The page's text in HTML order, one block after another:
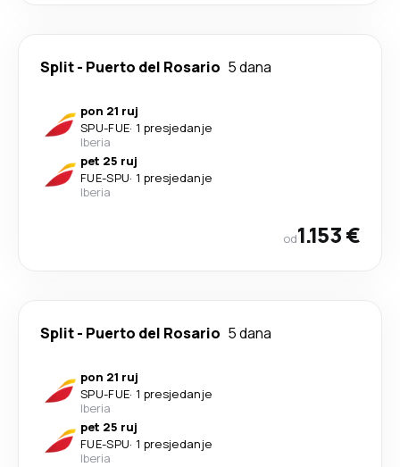
Split- Puerto del Rosario 5 dana
pon 21 ruj
SPU-FUE· 1 presjedanje
Iberia
pet 25 ruj
FUE-SPU· 1 presjedanje
Iberia
od1.153 €
Split- Puerto del Rosario 5 dana
pon 21 ruj
SPU-FUE· 1 presjedanje
Iberia
pet 25 ruj
FUE-SPU· 1 presjedanje
Iberia